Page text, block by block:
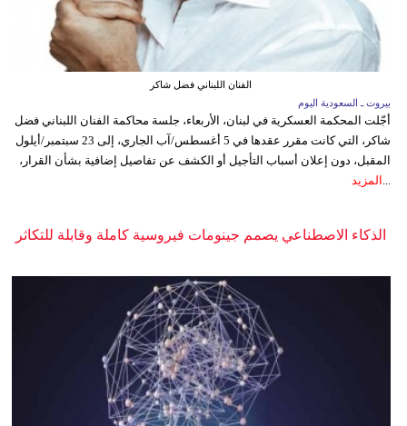
الفنان اللبناني فضل شاكر
بيروت ـ السعودية اليوم
أجّلت المحكمة العسكرية في لبنان، الأربعاء، جلسة محاكمة الفنان اللبناني فضل
شاكر، التي كانت مقرر عقدها في 5 أغسطس/آب الجاري، إلى 23 سبتمبر/أيلول
المقبل، دون إعلان أسباب التأجيل أو الكشف عن تفاصيل إضافية بشأن القرار،
المزيد
الذكاء الاصطناعي يصمم جينومات فيروسية كاملة وقابلة للتكاثر